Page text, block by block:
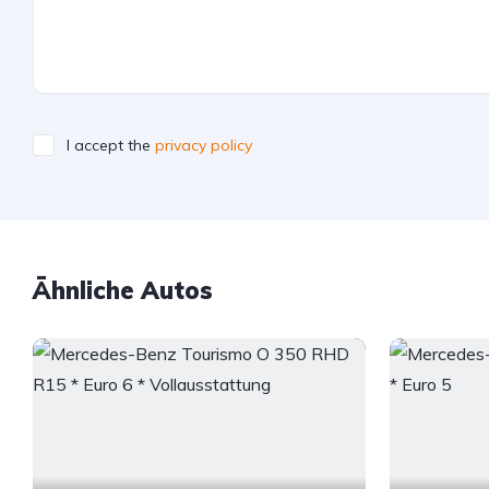
I accept the privacy policy
Ähnliche Autos